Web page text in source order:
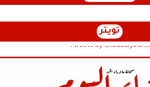
تويتر
Tweets by anbaaalyoum1